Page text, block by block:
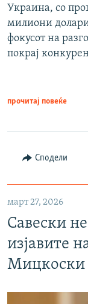
Украина, со
милиони
фокусот на
покрај
прочитај повеќе
Сподели
март 27, 2026
Савески
изјавите
Мицкоски